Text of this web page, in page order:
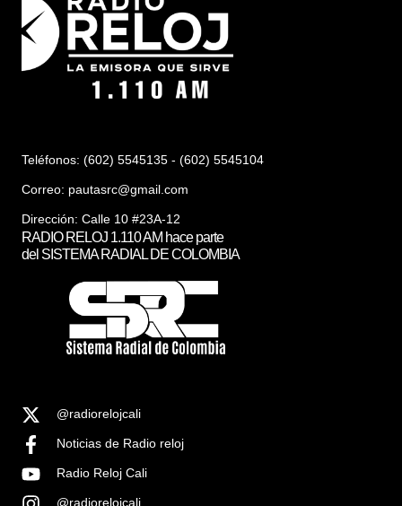
Teléfonos: (602) 5545135 - (602) 5545104
Correo: pautasrc@gmail.com
Dirección: Calle 10 #23A-12
RADIO RELOJ 1.110 AM hace parte
del SISTEMA RADIAL DE COLOMBIA
@radiorelojcali
Noticias de Radio reloj
Radio Reloj Cali
@radiorelojcali